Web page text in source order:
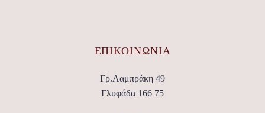
ΕΠΙΚΟΙΝΩΝΊΑ
Γρ.Λαμπράκη 49
Γλυφάδα 166 75